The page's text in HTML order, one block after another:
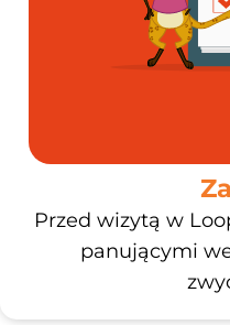
Przed wizytą w
panującymi